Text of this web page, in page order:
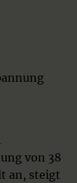
von 38
an, steigt